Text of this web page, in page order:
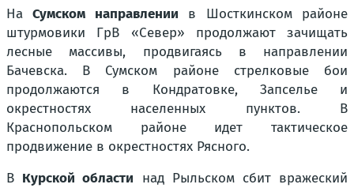
НаСумском направлении в Шосткинском районе
штурмовики ГрВ «Север» продолжают зачищать
лесные массивы, продвигаясь в направлении
Бачевска. В Сумском районе стрелковые бои
продолжаются в Кондратовке, Запселье и
окрестностях населенных пунктов. В
Краснопольском районе идет тактическое
продвижение в окрестностях Рясного.
В Курской области над Рыльском сбит вражеский